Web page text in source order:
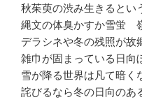
秋茱萸の渋み生きると
縄文の体臭かすか雪蛍
デラシネや冬の残照が
雑巾が固まっている日
雪が降る世界は凡て暗
詫びるなら冬の日向の